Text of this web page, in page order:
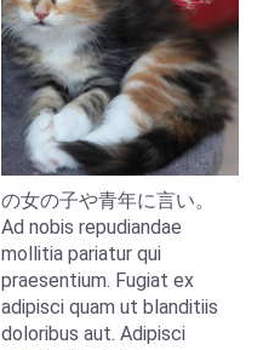
の女の子や青年に言い。
Ad nobis repudiandae
mollitia pariatur qui
praesentium. Fugiat ex
adipisci quam ut blanditiis
doloribus aut. Adipisci